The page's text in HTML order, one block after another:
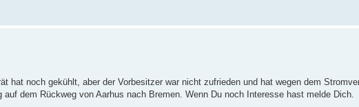
hat noch gekühlt, aber der Vorbesitzer war nicht zufrieden und hat wegen dem
dem Rückweg von Aarhus nach Bremen. Wenn Du noch Interesse hast melde Dich.